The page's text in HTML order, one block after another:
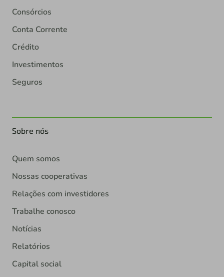
Consórcios
Conta Corrente
Crédito
Investimentos
Seguros
Sobre nós
Quem somos
Nossas cooperativas
Relações com investidores
Trabalhe conosco
Notícias
Relatórios
Capital social